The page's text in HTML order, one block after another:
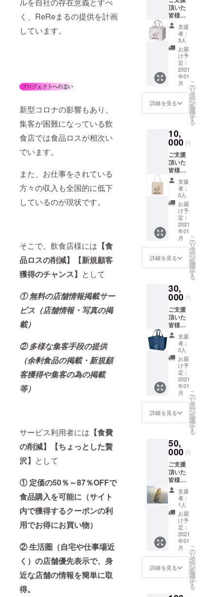
ルを自社の存在意義とすべ
く、ReReまるの提供を計画
しています。
新型コロナの影響もあり、
集客が困難になっている飲
食店では食品ロスが相次い
でいます。
また、お仕事をされている
方々の収入も全国的に低下
しているのが現状です。
そこで、飲食店様には 【食
品ロスの削減】【新規顧客
獲得のチャンス】 として
① 無料の店舗情報掲載サー
ビス（店舗情報・写真の掲
載）
② 多様な集客手段の提供
（余剰食品の掲載・新規顧
客獲得や集客の為の掲載
等）
サービス利用者には 【食費
の削減】【ちょっとした贅
沢】 として
① 定価の50％～87％OFFで
食品購入を可能に（サイト
内で獲得するクーポンの利
用でお得にお買い物）
② 生活圏（自宅や仕事場近
く）の店舗優先表示で、身
近な店舗の情報を簡単に取
得。
頂いた
皆様
に、下
記のオ
リジナ
ル製品
を郵送
させて
頂きま
す。 ①
お礼
メッ
セージ
をメー
ルにて
させて
頂きま
す。
※ご支援
時、備
考欄へ
ご希望
の宛名
をご記
入くだ
さい。
②不織
布保冷
ボック
ストー
ト
支援
者：
3人
お届
け予
定：
2021
年01
月
詳細を見る
こ
の
リ
タ
ー
ン
を
選
択
す
る
10,
000 円
ご支援
頂いた
皆様
に、下
記のオ
リジナ
ル製品
を郵送
させて
頂きま
す。 ①
お礼状
②キャ
ンバス
フラッ
トトー
支援
者：
0人
お届
け予
定：
2021
年01
月
詳細を見る
こ
の
リ
タ
ー
ン
を
選
択
す
る
30,
000 円
ご支援
頂いた
皆様
に、下
記をリ
ターン
として
ご用意
させて
頂きま
す。 ①
お礼状
②不織
布保冷
レジカ
ゴトー
キャン
バスフ
ラット
トート
Ｌ ④ご
支援者
として
HPにお
名前を
掲載さ
せて頂
きま
す。
（差し
支えな
けれ
ば、備
支援
者：
0人
お届
け予
定：
2021
年01
月
詳細を見る
こ
の
リ
タ
ー
ン
を
選
択
す
る
50,
000 円
ご支援
頂いた
皆様
に、下
記をリ
ターン
として
ご用意
させて
頂きま
す。 ①
紅型お
礼状 ②
ロゴ入
りマグ
カップ
支援
者：
1人
お届
け予
定：
2021
年01
月
詳細を見る
こ
の
リ
タ
ー
ン
を
選
択
す
る